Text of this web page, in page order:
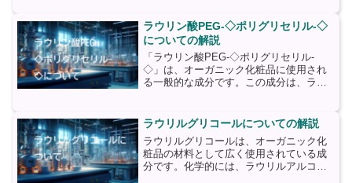
から抽出されることが一般的です。リン
ゴ酸ジオクチルドデシルは...
ラウリン酸PEG-◇ポリグリセリル-◇
についての解説
「ラウリン酸PEG-◇ポリグリセリル-
◇」は、オーガニック化粧品に使用され
る一般的な成分です。この成分は、ラウ
は、ココナッツオイルやパームオイルか
ら抽出される脂肪酸です...
ラウリルグリコールについての解説
ラウリルグリコールは、オーガニック化
粧品の材料として広く使用されている成
分です。化学的には、ラウリルアルコー